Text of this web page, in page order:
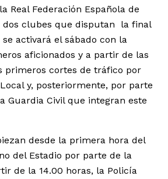
Real Federación Española de
dos clubes que disputan la final
se activará el sábado con la
aficionados y a partir de las
primeros cortes de tráfico por
y, posteriormente, por parte
Guardia Civil que integran este
desde la primera hora del
del Estadio por parte de la
de la 14.00 horas, la Policía